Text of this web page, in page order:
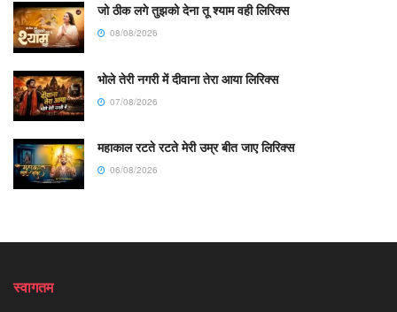
जो ठीक लगे तुझको देना तू श्याम वही लिरिक्स
08/08/2026
भोले तेरी नगरी में दीवाना तेरा आया लिरिक्स
07/08/2026
महाकाल रटते रटते मेरी उम्र बीत जाए लिरिक्स
06/08/2026
स्वागतम